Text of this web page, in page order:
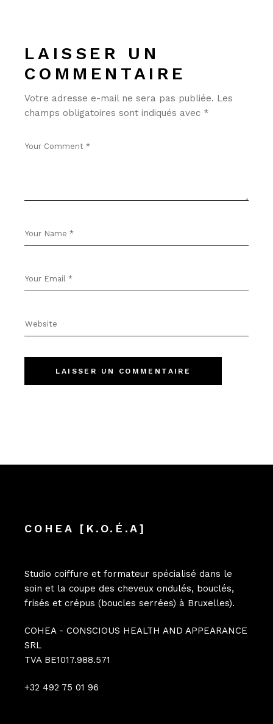
LAISSER UN
COMMENTAIRE
Votre adresse e-mail ne sera pas publiée. Les
champs obligatoires sont indiqués avec *
LAISSER UN COMMENTAIRE
COHEA [K.O.É.A]
Studio coiffure et formateur spécialisé dans le
soin et la coupe des cheveux ondulés, bouclés,
frisés et crépus (boucles serrées) à Bruxelles).
COHEA - CONSCIOUS HEALTH AND APPEARANCE
SRL
TVA BE1017.988.571
+32 492 75 01 96